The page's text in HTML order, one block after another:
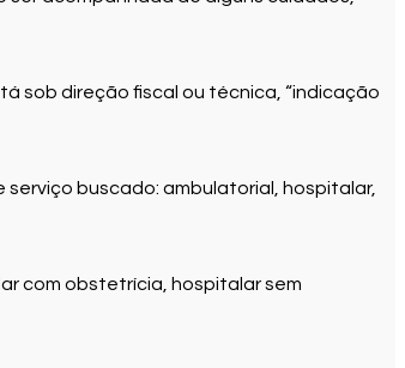
sob direção fiscal ou técnica, “indicação
buscado: ambulatorial, hospitalar,
com obstetrícia, hospitalar sem